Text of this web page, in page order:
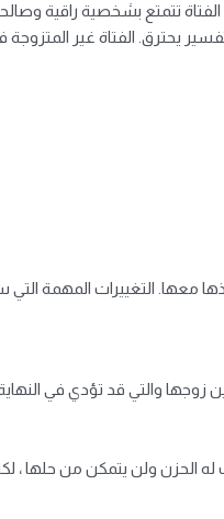
تتمتع بشخصية راقية
يحترق. الفتاة غير
معها. التغييرات المهمة
والتي قد تؤدي في
له الحزن ولن يتمكن من حلها